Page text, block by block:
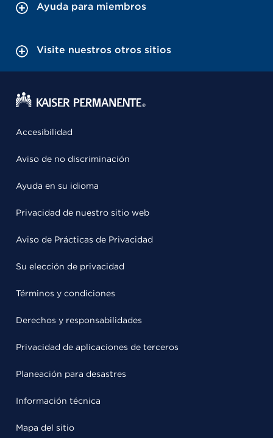
Ayuda para miembros
Visite nuestros otros sitios
Accesibilidad
Aviso de no discriminación
Ayuda en su idioma
Privacidad de nuestro sitio web
Aviso de Prácticas de Privacidad
Su elección de privacidad
Términos y condiciones
Derechos y responsabilidades
Privacidad de aplicaciones de terceros
Planeación para desastres
Información técnica
Mapa del sitio